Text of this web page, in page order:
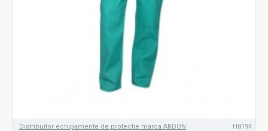
Distribuitor echipamente de protectie marca ARDON H8194